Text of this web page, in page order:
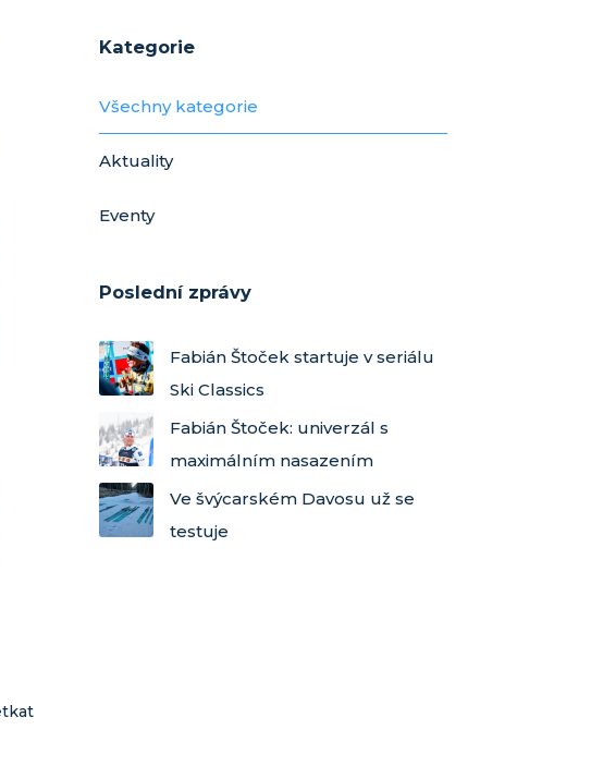
Kategorie
Všechny kategorie
Aktuality
Eventy
Poslední zprávy
Fabián Štoček startuje v seriálu
Ski Classics
Fabián Štoček: univerzál s
maximálním nasazením
Ve švýcarském Davosu už se
testuje